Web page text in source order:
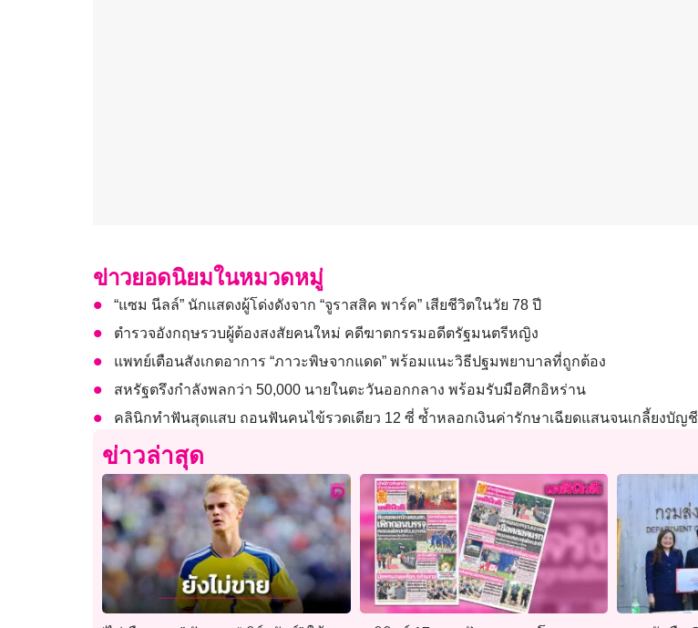
ข่าวยอดนิยมในหมวดหมู่
“แซม นีลล์” นักแสดงผู้โด่งดังจาก “จูราสสิค พาร์ค” เสียชีวิตในวัย 78 ปี
ตำรวจอังกฤษรวบผู้ต้องสงสัยคนใหม่ คดีฆาตกรรมอดีตรัฐมนตรีหญิง
แพทย์เตือนสังเกตอาการ “ภาวะพิษจากแดด” พร้อมแนะวิธีปฐมพยาบาลที่ถูกต้อง
สหรัฐตรึงกำลังพลกว่า 50,000 นายในตะวันออกกลาง พร้อมรับมือศึกอิหร่าน
คลินิกทำฟันสุดแสบ ถอนฟันคนไข้รวดเดียว 12 ซี่ ซ้ำหลอกเงินค่ารักษาเฉียดแสนจนเกลี้ยงบัญชี
ข่าวล่าสุด